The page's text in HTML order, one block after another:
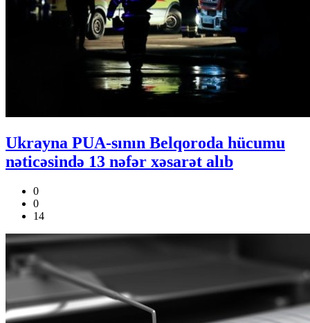
Ukrayna PUA-sının Belqoroda hücumu
nəticəsində 13 nəfər xəsarət alıb
0
0
14